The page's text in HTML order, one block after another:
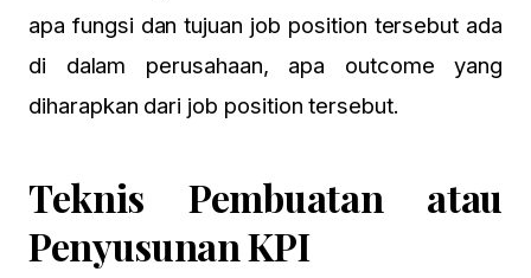
apa fungsi dan tujuan job position tersebut ada
di dalam perusahaan, apa outcome yang
diharapkan dari job position tersebut.
Teknis Pembuatan atau
Penyusunan KPI